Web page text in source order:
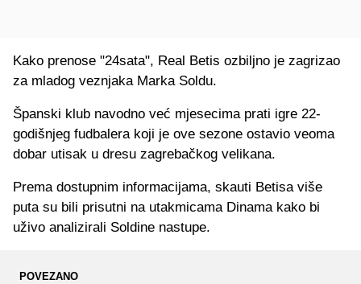
Kako prenose "24sata", Real Betis ozbiljno je zagrizao
za mladog veznjaka Marka Soldu.
Španski klub navodno već mjesecima prati igre 22-
godišnjeg fudbalera koji je ove sezone ostavio veoma
dobar utisak u dresu zagrebačkog velikana.
Prema dostupnim informacijama, skauti Betisa više
puta su bili prisutni na utakmicama Dinama kako bi
uživo analizirali Soldine nastupe.
POVEZANO